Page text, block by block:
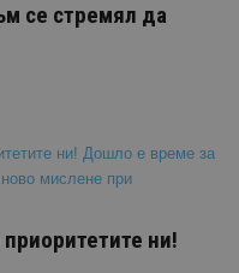
се стремял да
ни!